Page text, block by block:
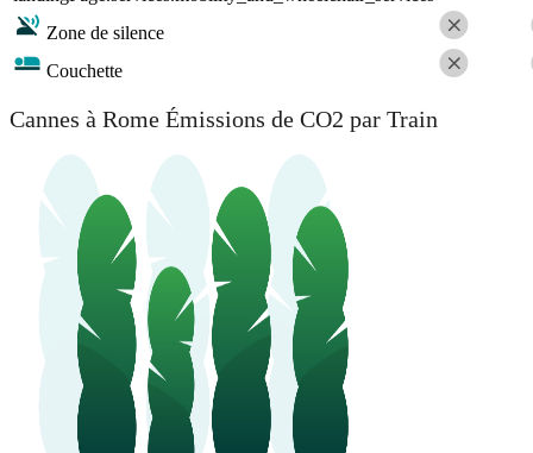
Zone de silence
Couchette
Cannes à Rome Émissions de CO2 par Train